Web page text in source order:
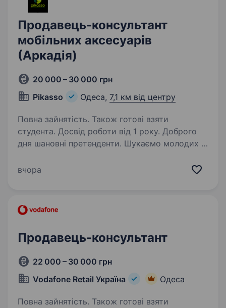
Продавець-консультант
мобільних аксесуарів
(Аркадія)
20 000 – 30 000 грн
Pikasso
Одеса, 7,1 км від центру
Повна зайнятість. Також готові взяти
студента. Досвід роботи від 1 року. Доброго
дня шановні претенденти. Шукаємо молодих і
ексклюзивних мобільних аксесуарів. Маємо
вчора
Продавець-консультант
22 000 – 30 000 грн
Vodafone Retail Україна
Одеса
Повна зайнятість. Також готові взяти